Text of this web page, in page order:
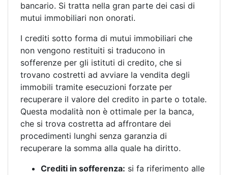
bancario. Si tratta nella gran parte dei casi di
mutui immobiliari non onorati.
I crediti sotto forma di mutui immobiliari che
non vengono restituiti si traducono in
sofferenze per gli istituti di credito, che si
trovano costretti ad avviare la vendita degli
immobili tramite esecuzioni forzate per
recuperare il valore del credito in parte o totale.
Questa modalità non è ottimale per la banca,
che si trova costretta ad affrontare dei
procedimenti lunghi senza garanzia di
recuperare la somma alla quale ha diritto.
Crediti in sofferenza: si fa riferimento alle